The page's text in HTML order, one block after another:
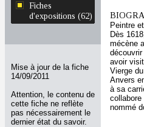
Fiches
d'expositions (62)
Mise à jour de la fiche
14/09/2011
Attention, le contenu de
cette fiche ne reflète
pas nécessairement le
dernier état du savoir.
Peintre
Dès
mécène
avoir
Vierge
Anvers
à sa
nommé